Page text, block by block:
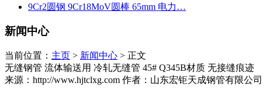
9Cr2圆钢 9Cr18MoV圆棒 65mm 电力…
新闻中心
当前位置： 主页 > 新闻中心 > 正文
无缝钢管 流体输送用 冷轧无缝管 45# Q345B材质 无接缝痕迹
来源：http://www.hjtclxg.com 作者：山东宏钜天成钢管有限公司